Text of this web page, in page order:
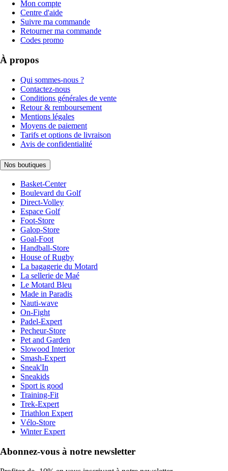
Mon compte
Centre d'aide
Suivre ma commande
Retourner ma commande
Codes promo
À propos
Qui sommes-nous ?
Contactez-nous
Conditions générales de vente
Retour & remboursement
Mentions légales
Moyens de paiement
Tarifs et options de livraison
Avis de confidentialité
Nos boutiques
Basket-Center
Boulevard du Golf
Direct-Volley
Espace Golf
Foot-Store
Galop-Store
Goal-Foot
Handball-Store
House of Rugby
La bagagerie du Motard
La sellerie de Maé
Le Motard Bleu
Made in Paradis
Nauti-wave
On-Fight
Padel-Expert
Pecheur-Store
Pet and Garden
Slowood Interior
Smash-Expert
Sneak'In
Sneakids
Sport is good
Training-Fit
Trek-Expert
Triathlon Expert
Vélo-Store
Winter Expert
Abonnez-vous à notre newsletter